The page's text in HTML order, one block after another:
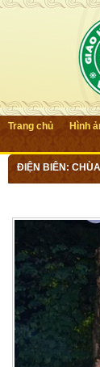
Trang chủ Hình
ĐIỆN BIÊN: